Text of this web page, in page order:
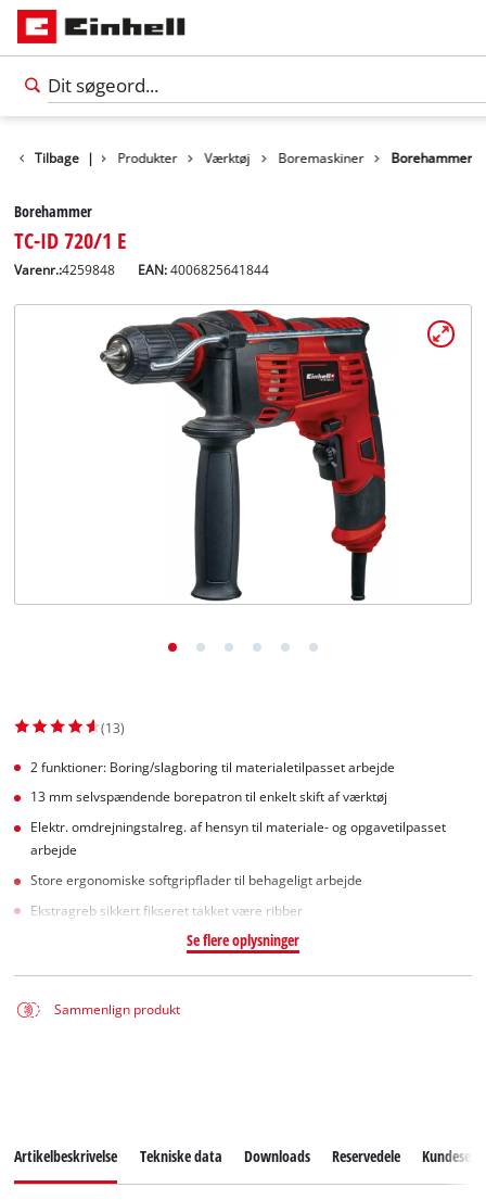
Tilbage | Produkter Værktøj Boremaskiner Borehammer
Borehammer
TC-ID 720/1 E
Varenr.:4259848 EAN:4006825641844
(13)
2 funktioner: Boring/slagboring til materialetilpasset arbejde
13 mm selvspændende borepatron til enkelt skift af værktøj
Elektr. omdrejningstalreg. af hensyn til materiale- og opgavetilpasset
arbejde
Store ergonomiske softgripflader til behageligt arbejde
Ekstragreb sikkert fikseret takket være ribber
Se flere oplysninger
Sammenlign produkt
Artikelbeskrivelse Tekniske data Downloads Reservedele